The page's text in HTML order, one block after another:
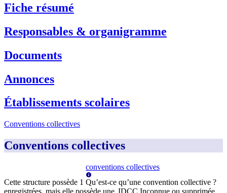
Fiche résumé
Responsables & organigramme
Documents
Annonces
Établissements scolaires
Conventions collectives
Conventions collectives
Cette structure possède 1
conventions collectives
Qu’est-ce qu’une convention collective ?